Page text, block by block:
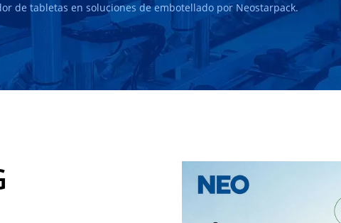
de tabletas en soluciones de embotellado por Neostarpack.